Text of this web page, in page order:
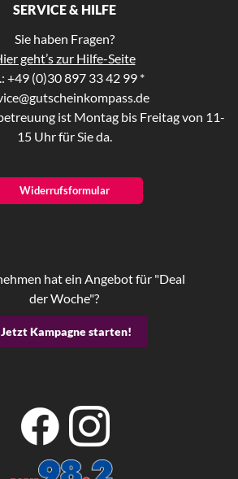
SERVICE & HILFE
Sie haben Fragen?
geht’s zur Hilfe-Seite
+49 (0)30 897 33 42 99 *
ist Montag bis Freitag von 11-
15 Uhr für Sie da.
Widerrufsformular
hat ein Angebot für "Deal
der Woche"?
Jetzt Kampagne starten!